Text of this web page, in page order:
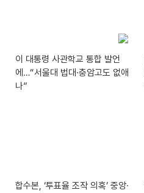
이 대통령 사관학교 통합 발언
에…“서울대 법대·충암고도 없애
나”
합수본, ‘투표율 조작 의혹’ 중앙·